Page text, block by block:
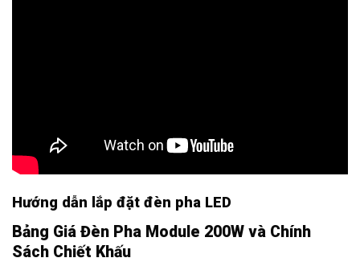
Hướng dẫn lắp đặt đèn pha LED
Bảng Giá Đèn Pha Module 200W và Chính
Sách Chiết Khấu